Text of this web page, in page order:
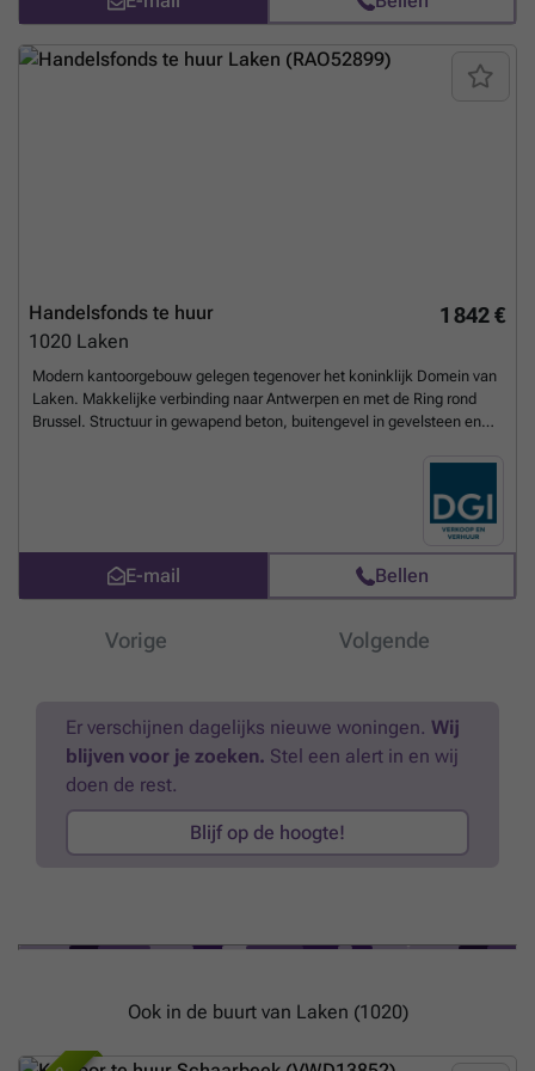
verwarming, elektriciteit en gemeenschappelijke delen) Aandeel
onroerende voorheffing: ±€808/jaar Voor meer informatie of om een
bezoek te plannen, neem contact op met CENTURY 21 De Wand via
1 842 €
Handelsfonds te huur
1020 Laken
Modern kantoorgebouw gelegen tegenover het koninklijk Domein van
Laken. Makkelijke verbinding naar Antwerpen en met de Ring rond
Brussel. Structuur in gewapend beton, buitengevel in gevelsteen en
dubbele beglazing. Vals plafond in glaswol en ingebouwde verlichting.
Vasttapijt, verwarming via convectoren en ventilatie. 2 liften voor 8
Meer
E-mail Bellen
Vorige Volgende
Er verschijnen dagelijks nieuwe woningen. Wij
blijven voor je zoeken. Stel een alert in en wij
doen de rest.
Blijf op de hoogte!
Ook in de buurt van Laken (1020)